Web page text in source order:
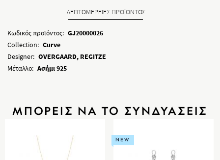
ΛΕΠΤΟΜΕΡΕΙΕΣ ΠΡΟΪΟΝΤΟΣ
Κωδικός προϊόντος: GJ20000026
Collection: Curve
Designer: OVERGAARD, REGITZE
Μέταλλο: Ασήμι 925
ΜΠΟΡΕΙΣ ΝΑ ΤΟ ΣΥΝΔΥΑΣΕΙΣ
NEW